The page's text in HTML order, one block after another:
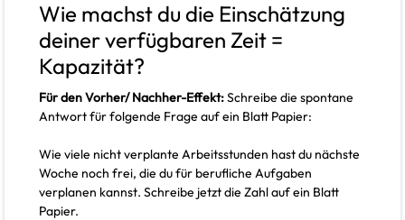
Wie machst du die Einschätzung
deiner verfügbaren Zeit =
Kapazität?
Für den Vorher/ Nachher-Effekt:Schreibe die spontane
Antwort für folgende Frage auf ein Blatt Papier:
Wie viele nicht verplante Arbeitsstunden hast du nächste
Woche noch frei, die du für berufliche Aufgaben
verplanen kannst. Schreibe jetzt die Zahl auf ein Blatt
Papier.